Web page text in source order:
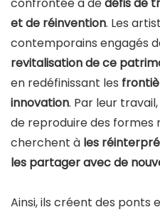
confrontée à dedéfis de
et de réinvention. Les
contemporains engagés
revitalisation de ce
en redéfinissant les
innovation. Par leur
de reproduire des formes
cherchent à les
les partager avec de
Ainsi, ils créent des ponts